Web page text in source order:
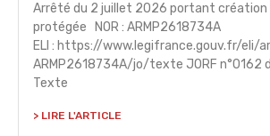
Arrêté du 2 juillet 2026 portant création
protégée NOR : ARMP2618734A
ELI : https://www.legifrance.gouv.fr/
ARMP2618734A/jo/texte JORF n°0162
Texte
> LIRE L'ARTICLE